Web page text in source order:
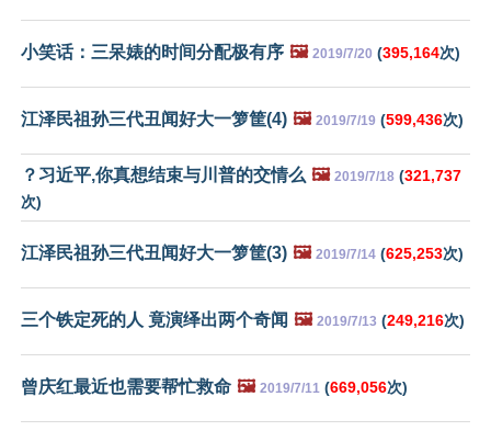
小笑话：三呆婊的时间分配极有序 🖼️ 2019/7/20 (395,164次)
江泽民祖孙三代丑闻好大一箩筐(4) 🖼️ 2019/7/19 (599,436次)
？习近平,你真想结束与川普的交情么 🖼️ 2019/7/18 (321,737
次)
江泽民祖孙三代丑闻好大一箩筐(3) 🖼️ 2019/7/14 (625,253次)
三个铁定死的人 竟演绎出两个奇闻 🖼️ 2019/7/13 (249,216次)
曾庆红最近也需要帮忙救命 🖼️ 2019/7/11 (669,056次)